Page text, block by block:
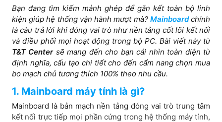
Bạn đang tìm kiếm mảnh ghép để gắn kết toàn bộ linh
kiện giúp hệ thống vận hành mượt mà? Mainboardchính
là câu trả lời khi đóng vai trò như nền tảng cốt lõi kết nối
và điều phối mọi hoạt động trong bộ PC. Bài viết này từ
T&T Centersẽ mang đến cho bạn cái nhìn toàn diện từ
định nghĩa, cấu tạo chi tiết cho đến cẩm nang chọn mua
bo mạch chủ tương thích 100% theo nhu cầu.
1. Mainboard máy tính là gì?
Mainboard là bản mạch nền tảng đóng vai trò trung tâm
kết nối trực tiếp mọi phần cứng trong hệ thống máy tính,